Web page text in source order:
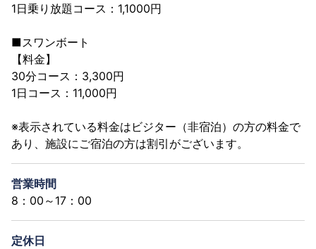
1日乗り放題コース：1,1000円
■スワンボート
【料金】
30分コース：3,300円
1日コース：11,000円
※表示されている料金はビジター（非宿泊）の方の料金で
あり、施設にご宿泊の方は割引がございます。
営業時間
8：00～17：00
定休日